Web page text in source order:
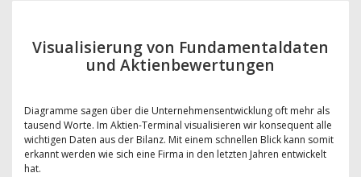
Visualisierung von Fundamentaldaten
und Aktienbewertungen
Diagramme sagen über die Unternehmensentwicklung oft mehr als
tausend Worte. Im Aktien-Terminal visualisieren wir konsequent alle
wichtigen Daten aus der Bilanz. Mit einem schnellen Blick kann somit
erkannt werden wie sich eine Firma in den letzten Jahren entwickelt
hat.